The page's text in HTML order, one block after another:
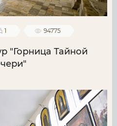
1 94775
"Горница Тайной